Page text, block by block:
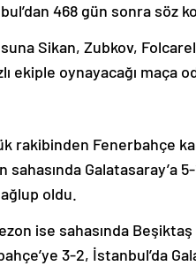
468 gün sonra söz
Sikan, Zubkov,
ekiple oynayacağı maça
rakibinden Fenerbahçe
sahasında Galatasaray’a
oldu.
ise sahasında
3-2, İstanbul’da